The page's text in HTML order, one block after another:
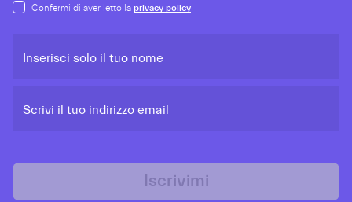
Confermi di aver letto la privacy policy
Inserisci solo il tuo nome
Scrivi il tuo indirizzo email
Iscrivimi